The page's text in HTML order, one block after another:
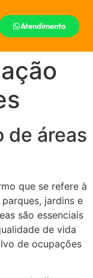
Atendimento
de áreas
que se refere à
jardins e
são essenciais
de vida
de ocupações